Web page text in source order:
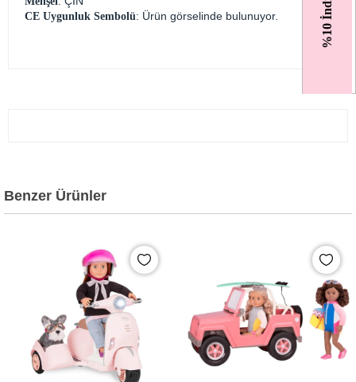
%10 İndirim
CE Uygunluk Sembolü: Ürün görselinde bulunuyor.
Benzer Ürünler